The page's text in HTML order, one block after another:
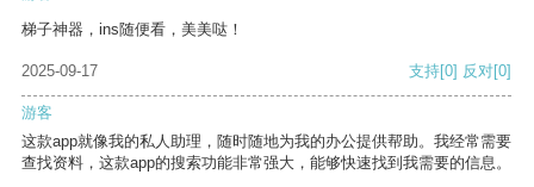
梯子神器，ins随便看，美美哒！
2025-09-17 支持[0] 反对[0]
游客
这款app就像我的私人助理，随时随地为我的办公提供帮助。我经常需要
查找资料，这款app的搜索功能非常强大，能够快速找到我需要的信息。